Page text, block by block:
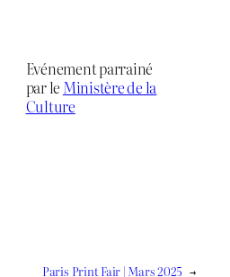
Evénement parrainé
par le Ministère de la
Culture
Paris Print Fair | Mars 2025 →